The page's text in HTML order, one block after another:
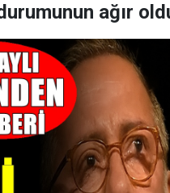
durumunun ağır